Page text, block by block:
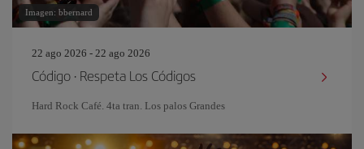
Imagen: bbernard
22 ago 2026 - 22 ago 2026
Código · Respeta Los Códigos
Hard Rock Café. 4ta tran. Los palos Grandes